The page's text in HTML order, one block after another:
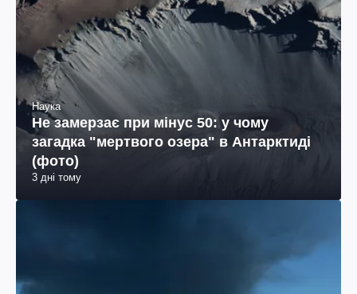
Наука
Не замерзає при мінус 50: у чому
загадка "мертвого озера" в Антарктиді
(фото)
3 дні тому